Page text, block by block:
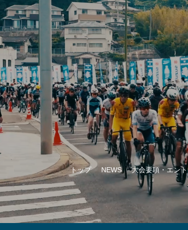
トップ NEWS 大会要項・エン